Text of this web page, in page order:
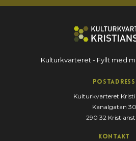
Kulturkvarteret - Fyllt med
Postadress
Kulturkvarteret
Kanalgatan 30
290 32
Kontakt